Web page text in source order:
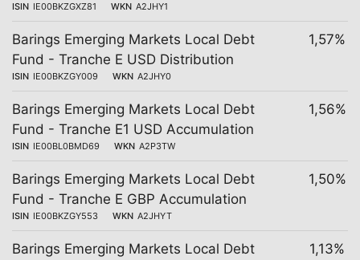
ISIN IE00BKZGXZ81 WKN A2JHY1
Barings Emerging Markets Local Debt
Fund - Tranche E USD Distribution
ISIN IE00BKZGY009 WKN A2JHY0
1,57%
Barings Emerging Markets Local Debt
Fund - Tranche E1 USD Accumulation
ISIN IE00BL0BMD69 WKN A2P3TW
1,56%
Barings Emerging Markets Local Debt
Fund - Tranche E GBP Accumulation
ISIN IE00BKZGY553 WKN A2JHYT
1,50%
Barings Emerging Markets Local Debt
1,13%